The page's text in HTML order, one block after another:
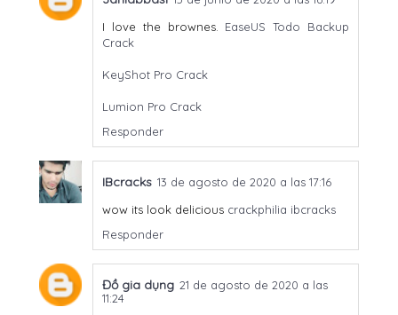
I love the brownes. EaseUS Todo Backup
Crack
KeyShot Pro Crack
Lumion Pro Crack
Responder
IBcracks 13 de agosto de 2020 a las 17:16
wow its look delicious crackphilia ibcracks
Responder
Đồ gia dụng 21 de agosto de 2020 a las
11:24